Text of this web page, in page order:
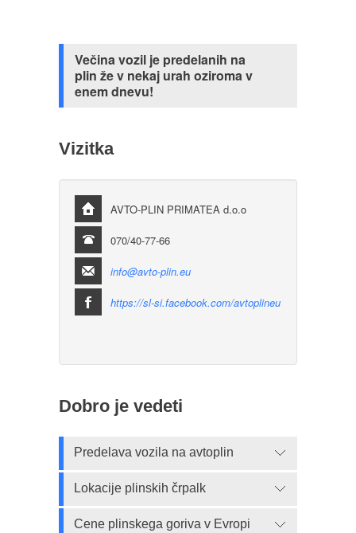
Večina vozil je predelanih na
plin že v nekaj urah oziroma v
enem dnevu!
Vizitka
AVTO-PLIN PRIMATEA d.o.o
070/40-77-66
info@avto-plin.eu
https://sl-si.facebook.com/avtoplineu
Dobro je vedeti
Predelava vozila na avtoplin
Lokacije plinskih črpalk
Cene plinskega goriva v Evropi